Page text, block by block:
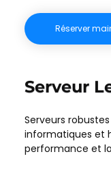
Réserver
Serveur
Serveurs
informatiques et
performance et